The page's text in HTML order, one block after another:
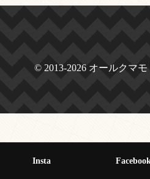
© 2013-2026 オールクマモ
Insta